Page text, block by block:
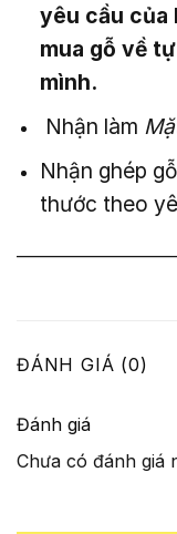
yêu cầu của
mua gỗ về
mình.
Nhận làm
Nhận ghép
thước theo
ĐÁNH GIÁ (0)
Đánh giá
Chưa có đánh giá